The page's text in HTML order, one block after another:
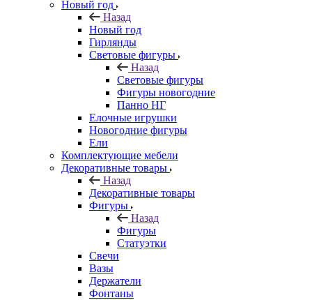
Новый год
Назад
Новый год
Гирлянды
Световые фигуры
Назад
Световые фигуры
Фигуры новогодние
Панно НГ
Елочные игрушки
Новогодние фигуры
Ели
Комплектующие мебели
Декоративные товары
Назад
Декоративные товары
Фигуры
Назад
Фигуры
Статуэтки
Свечи
Вазы
Держатели
Фонтаны